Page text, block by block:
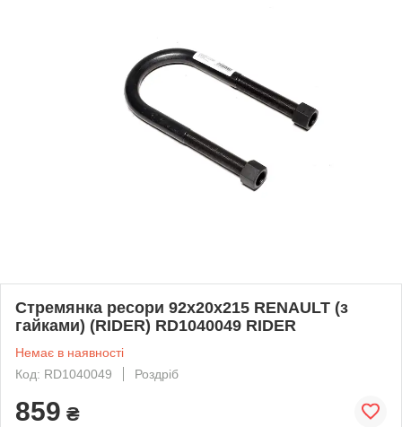
Стремянка ресори 92x20x215 RENAULT (з
гайками) (RIDER) RD1040049 RIDER
Немає в наявності
Код: RD1040049
Роздріб
859 ₴